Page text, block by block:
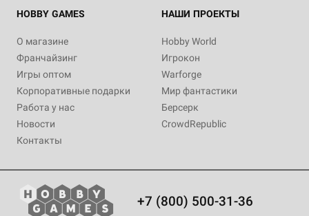
HOBBY GAMES
О магазине
Франчайзинг
Игры оптом
Корпоративные подарки
Работа у нас
Новости
Контакты
НАШИ ПРОЕКТЫ
Hobby World
Игрокон
Warforge
Мир фантастики
Берсерк
CrowdRepublic
+7 (800) 500-31-36